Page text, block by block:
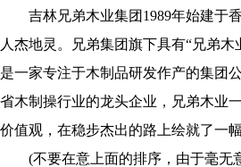
吉林兄弟木业集团1989年始建于香
人杰地灵。兄弟集团旗下具有“兄弟
是一家专注于木制品研发作产的集团
省木制操行业的龙头企业，兄弟木业
价值观，在稳步杰出的路上绘就了一
(不要在意上面的排序，由于毫无